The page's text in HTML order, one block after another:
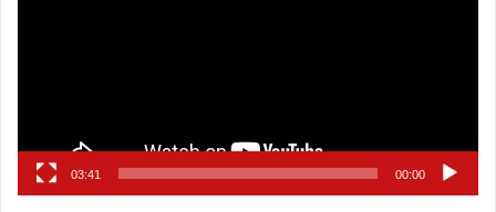
00:00
03:41